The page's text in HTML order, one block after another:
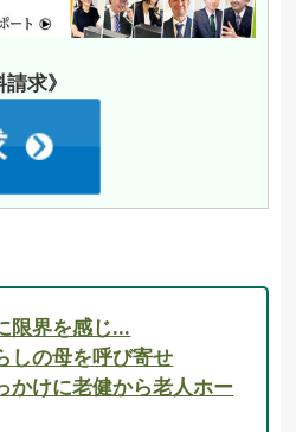
求》
限界を感じ…
の母を呼び寄せ
けに老健から老人ホー